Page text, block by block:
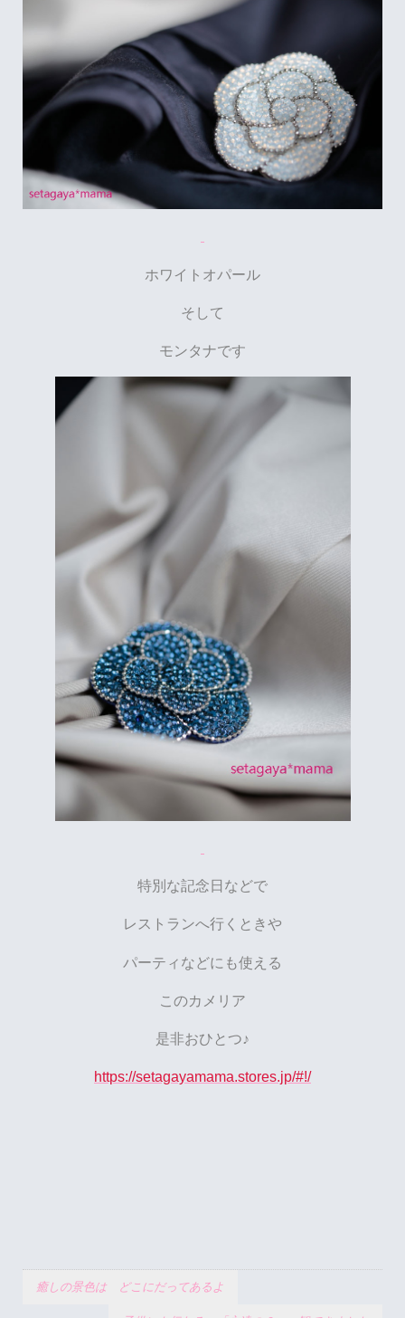
ホワイトオパール
そして
モンタナです
特別な記念日などで
レストランへ行くときや
パーティなどにも使える
このカメリア
是非おひとつ♪
https://setagayamama.stores.jp/#!/
癒しの景色は どこにだってあるよ